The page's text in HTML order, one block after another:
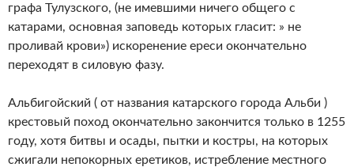
графа Тулузского, (не имевшими ничего общего с
катарами, основная заповедь которых гласит: » не
проливай крови») искоренение ереси окончательно
переходят в силовую фазу.
Альбигойский ( от названия катарского города Альби )
крестовый поход окончательно закончится только в 1255
году, хотя битвы и осады, пытки и костры, на которых
сжигали непокорных еретиков, истребление местного